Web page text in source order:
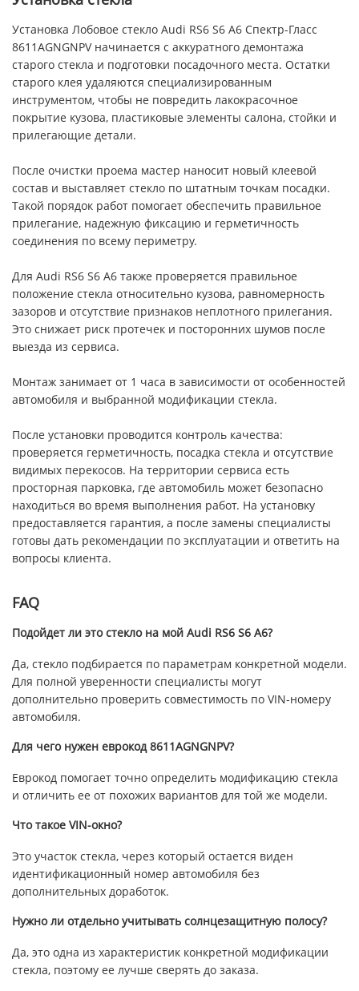
Установка Лобовое стекло Audi RS6 S6 A6 Спектр-Гласс
8611AGNGNPV начинается с аккуратного демонтажа
старого стекла и подготовки посадочного места. Остатки
старого клея удаляются специализированным
инструментом, чтобы не повредить лакокрасочное
покрытие кузова, пластиковые элементы салона, стойки и
прилегающие детали.
После очистки проема мастер наносит новый клеевой
состав и выставляет стекло по штатным точкам посадки.
Такой порядок работ помогает обеспечить правильное
прилегание, надежную фиксацию и герметичность
соединения по всему периметру.
Для Audi RS6 S6 A6 также проверяется правильное
положение стекла относительно кузова, равномерность
зазоров и отсутствие признаков неплотного прилегания.
Это снижает риск протечек и посторонних шумов после
выезда из сервиса.
Монтаж занимает от 1 часа в зависимости от особенностей
автомобиля и выбранной модификации стекла.
После установки проводится контроль качества:
проверяется герметичность, посадка стекла и отсутствие
видимых перекосов. На территории сервиса есть
просторная парковка, где автомобиль может безопасно
находиться во время выполнения работ. На установку
предоставляется гарантия, а после замены специалисты
готовы дать рекомендации по эксплуатации и ответить на
вопросы клиента.
FAQ
Подойдет ли это стекло на мой Audi RS6 S6 A6?
Да, стекло подбирается по параметрам конкретной модели.
Для полной уверенности специалисты могут
дополнительно проверить совместимость по VIN-номеру
автомобиля.
Для чего нужен еврокод 8611AGNGNPV?
Еврокод помогает точно определить модификацию стекла
и отличить ее от похожих вариантов для той же модели.
Что такое VIN-окно?
Это участок стекла, через который остается виден
идентификационный номер автомобиля без
дополнительных доработок.
Нужно ли отдельно учитывать солнцезащитную полосу?
Да, это одна из характеристик конкретной модификации
стекла, поэтому ее лучше сверять до заказа.